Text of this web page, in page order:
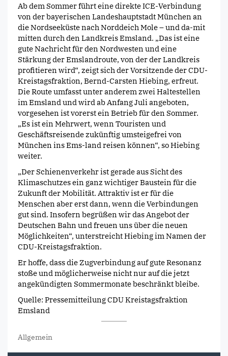
Ab dem Sommer führt eine direkte ICE-Verbindung
von der bayerischen Landeshauptstadt München an
die Nordseeküste nach Norddeich Mole – und da-mit
mitten durch den Landkreis Emsland. „Das ist eine
gute Nachricht für den Nordwesten und eine
Stärkung der Emslandroute, von der der Landkreis
profitieren wird“, zeigt sich der Vorsitzende der CDU-
Kreistagsfraktion, Bernd-Carsten Hiebing, erfreut.
Die Route umfasst unter anderem zwei Haltestellen
im Emsland und wird ab Anfang Juli angeboten,
vorgesehen ist vorerst ein Betrieb für den Sommer.
„Es ist ein Mehrwert, wenn Touristen und
Geschäftsreisende zukünftig umsteigefrei von
München ins Ems-land reisen können“, so Hiebing
weiter.
„Der Schienenverkehr ist gerade aus Sicht des
Klimaschutzes ein ganz wichtiger Baustein für die
Zukunft der Mobilität. Attraktiv ist er für die
Menschen aber erst dann, wenn die Verbindungen
gut sind. Insofern begrüßen wir das Angebot der
Deutschen Bahn und freuen uns über die neuen
Möglichkeiten“, unterstreicht Hiebing im Namen der
CDU-Kreistagsfraktion.
Er hoffe, dass die Zugverbindung auf gute Resonanz
stoße und möglicherweise nicht nur auf die jetzt
angekündigten Sommermonate beschränkt bleibe.
Quelle: Pressemitteilung CDU Kreistagsfraktion
Emsland
Allgemein